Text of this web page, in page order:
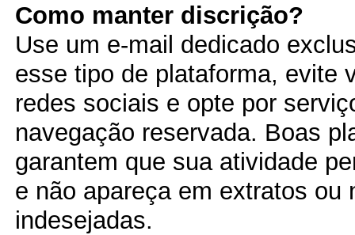
Como manter discrição?
Use um e-mail dedicado
esse tipo de plataforma, evite
redes sociais e opte por
navegação reservada. Boas
garantem que sua atividade
e não apareça em extratos ou
indesejadas.